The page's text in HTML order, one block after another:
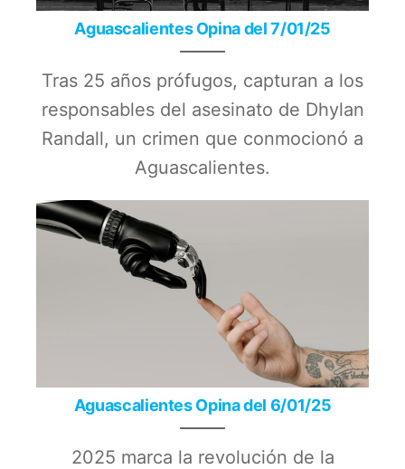
Aguascalientes Opina del 7/01/25
Tras 25 años prófugos, capturan a los
responsables del asesinato de Dhylan
Randall, un crimen que conmocionó a
Aguascalientes.
Aguascalientes Opina del 6/01/25
2025 marca la revolución de la